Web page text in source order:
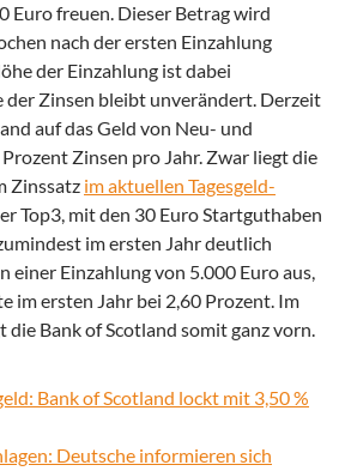
Euro freuen. Dieser Betrag wird
nach der ersten Einzahlung
der Einzahlung ist dabei
der Zinsen bleibt unverändert. Derzeit
auf das Geld von Neu- und
Zinsen pro Jahr. Zwar liegt die
Zinssatz im aktuellen Tagesgeld-
Top3, mit den 30 Euro Startguthaben
im ersten Jahr deutlich
einer Einzahlung von 5.000 Euro aus,
im ersten Jahr bei 2,60 Prozent. Im
die Bank of Scotland somit ganz vorn.
Bank of Scotland lockt mit 3,50 %
Deutsche informieren sich